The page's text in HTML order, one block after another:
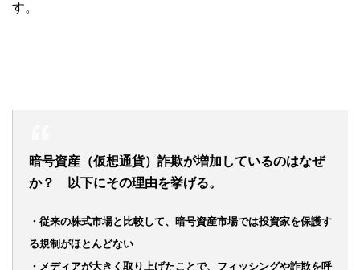
す。
暗号資産（仮想通貨）詐欺が増加しているのはなぜ
か？ 以下にその理由を挙げる。
・従来の株式市場と比較して、暗号資産市場では投資家を保護す
る規制がほとんどない
・メディアが大きく取り上げたことで、フィッシングや詐欺を呼